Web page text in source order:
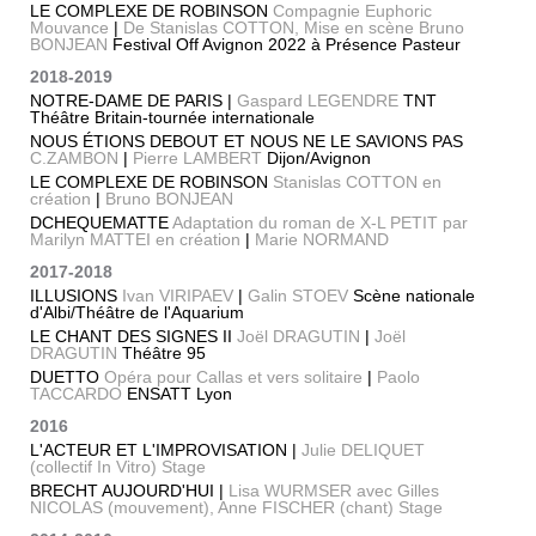
LE COMPLEXE DE ROBINSON Compagnie Euphoric
Mouvance | De Stanislas COTTON, Mise en scène Bruno
BONJEAN Festival Off Avignon 2022 à Présence Pasteur
2018-2019
NOTRE-DAME DE PARIS | Gaspard LEGENDRE TNT
Théâtre Britain-tournée internationale
NOUS ÉTIONS DEBOUT ET NOUS NE LE SAVIONS PAS
C.ZAMBON | Pierre LAMBERT Dijon/Avignon
LE COMPLEXE DE ROBINSON Stanislas COTTON en
création | Bruno BONJEAN
DCHEQUEMATTEAdaptation du roman de X-L PETIT par
Marilyn MATTEI en création | Marie NORMAND
2017-2018
ILLUSIONS Ivan VIRIPAEV | Galin STOEV Scène nationale
d'Albi/Théâtre de l'Aquarium
LE CHANT DES SIGNES II Joël DRAGUTIN | Joël
DRAGUTIN Théâtre 95
DUETTO Opéra pour Callas et vers solitaire | Paolo
TACCARDO ENSATT Lyon
2016
L'ACTEUR ET L'IMPROVISATION | Julie DELIQUET
(collectif In Vitro) Stage
BRECHT AUJOURD'HUI | Lisa WURMSER avec Gilles
NICOLAS (mouvement), Anne FISCHER (chant) Stage